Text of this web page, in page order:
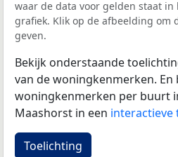
waar de data voor gelden staat
grafiek. Klik op de afbeelding om
geven.
Bekijk onderstaande
van de woningkenmerken. En
woningkenmerken per buurt
Maashorst in een interactieve
Toelichting